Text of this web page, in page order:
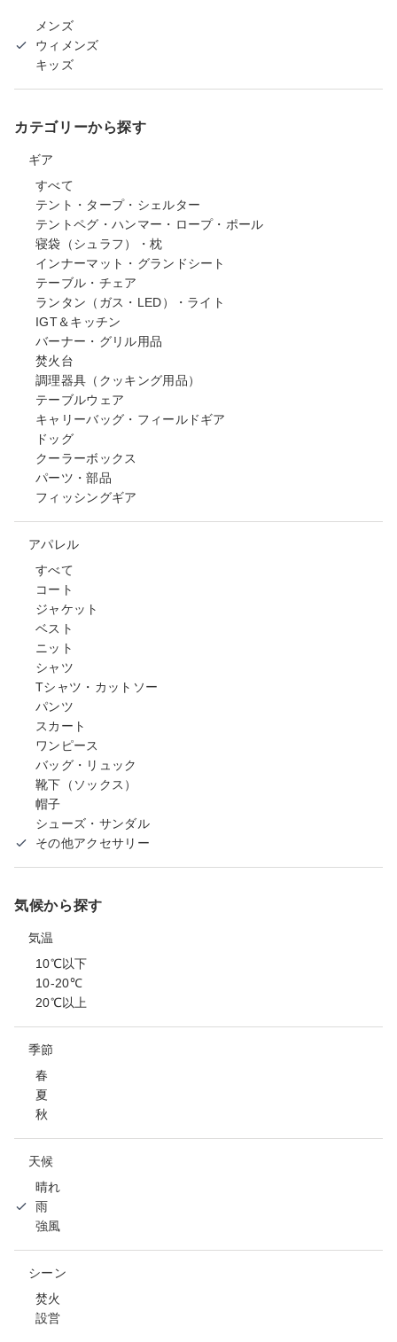
メンズ
ウィメンズ
キッズ
カテゴリーから探す
ギア
すべて
テント・タープ・シェルター
テントペグ・ハンマー・ロープ・ポール
寝袋（シュラフ）・枕
インナーマット・グランドシート
テーブル・チェア
ランタン（ガス・LED）・ライト
IGT＆キッチン
バーナー・グリル用品
焚火台
調理器具（クッキング用品）
テーブルウェア
キャリーバッグ・フィールドギア
ドッグ
クーラーボックス
パーツ・部品
フィッシングギア
アパレル
すべて
コート
ジャケット
ベスト
ニット
シャツ
Tシャツ・カットソー
パンツ
スカート
ワンピース
バッグ・リュック
靴下（ソックス）
帽子
シューズ・サンダル
その他アクセサリー
気候から探す
気温
10℃以下
10-20℃
20℃以上
季節
春
夏
秋
天候
晴れ
雨
強風
シーン
焚火
設営